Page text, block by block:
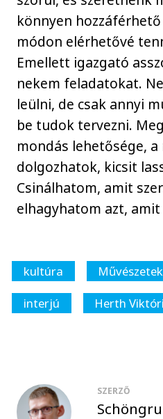
könnyen
módon elérhetővé
Emellett igazgató
nekem feladatokat.
leülni, de csak annyi
be tudok tervezni.
mondás lehetősége,
dolgozhatok, kicsit
Csinálhatom, amit
elhagyhatom azt, amit
kultúra
interjú
Herth
SZERZŐ